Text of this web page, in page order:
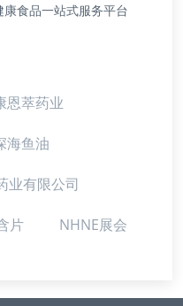
食品一站式服务平台
恩萃药业
海鱼油
业有限公司
片 NHNE展会